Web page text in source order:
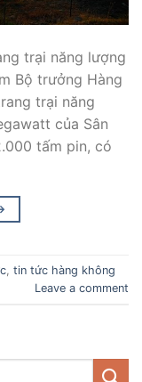
trại năng lượng
Bộ trưởng Hàng
trại năng
của Sân
tấm pin, có
tin tức hàng không
Leave a comment